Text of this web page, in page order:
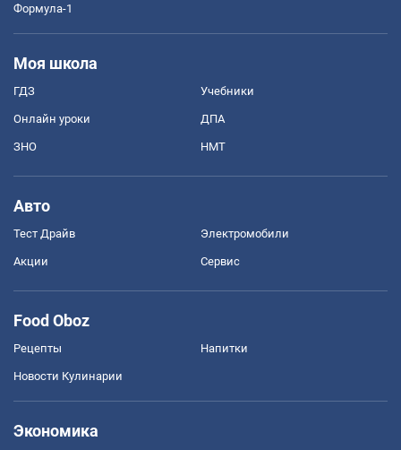
Формула-1
Моя школа
ГДЗ Учебники
Онлайн уроки ДПА
ЗНО НМТ
Авто
Тест Драйв Электромобили
Акции Сервис
Food Oboz
Рецепты Напитки
Новости Кулинарии
Экономика